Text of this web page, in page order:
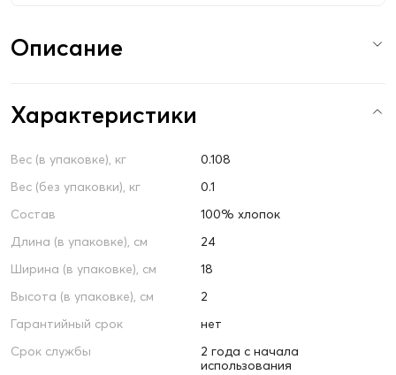
Описание
Характеристики
Вес (в упаковке), кг
0.108
Вес (без упаковки), кг
0.1
Состав
100% хлопок
Длина (в упаковке), см
24
Ширина (в упаковке), см
18
Высота (в упаковке), см
2
Гарантийный срок
нет
Срок службы
2 года с начала
использования